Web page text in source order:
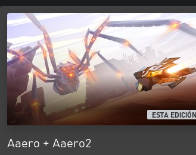
ESTA EDICIÓN
Aaero + Aaero2